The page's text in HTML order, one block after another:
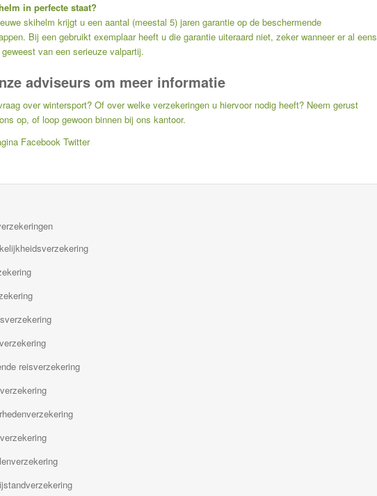
in perfecte staat?
skihelm krijgt u een aantal (meestal 5) jaren garantie op de beschermende
Bij een gebruikt exemplaar heeft u die garantie uiteraard niet, zeker wanneer er al eens
van een serieuze valpartij.
adviseurs om meer informatie
over wintersport? Of over welke verzekeringen u hiervoor nodig heeft? Neem gerust
op, of loop gewoon binnen bij ons kantoor.
Facebook Twitter
reisverzekering